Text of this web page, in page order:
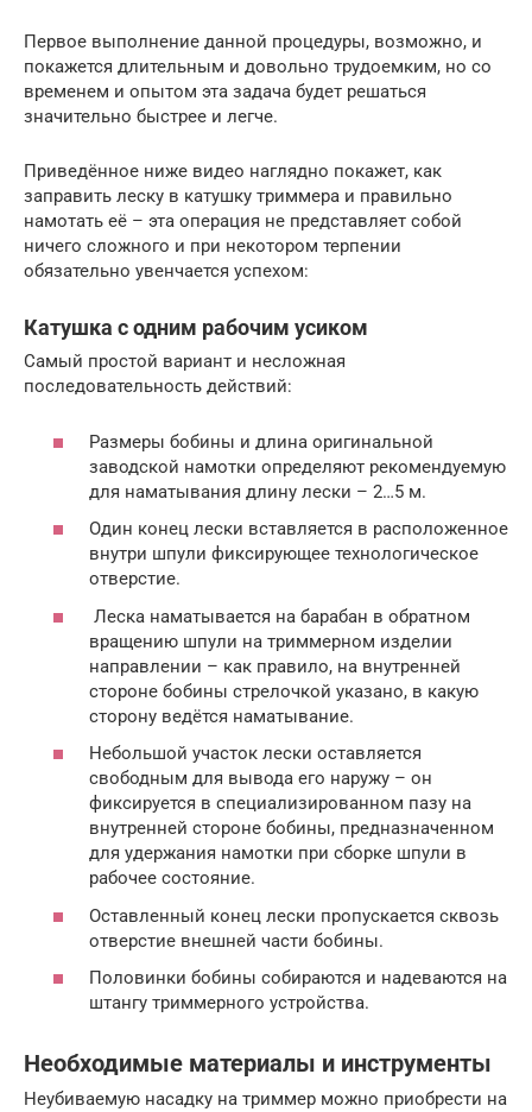
Первое выполнение данной процедуры, возможно, и
покажется длительным и довольно трудоемким, но со
временем и опытом эта задача будет решаться
значительно быстрее и легче.
Приведённое ниже видео наглядно покажет, как
заправить леску в катушку триммера и правильно
намотать её – эта операция не представляет собой
ничего сложного и при некотором терпении
обязательно увенчается успехом:
Катушка с одним рабочим усиком
Самый простой вариант и несложная
последовательность действий:
Размеры бобины и длина оригинальной
заводской намотки определяют рекомендуемую
для наматывания длину лески – 2…5 м.
Один конец лески вставляется в расположенное
внутри шпули фиксирующее технологическое
отверстие.
Леска наматывается на барабан в обратном
вращению шпули на триммерном изделии
направлении – как правило, на внутренней
стороне бобины стрелочкой указано, в какую
сторону ведётся наматывание.
Небольшой участок лески оставляется
свободным для вывода его наружу – он
фиксируется в специализированном пазу на
внутренней стороне бобины, предназначенном
для удержания намотки при сборке шпули в
рабочее состояние.
Оставленный конец лески пропускается сквозь
отверстие внешней части бобины.
Половинки бобины собираются и надеваются на
штангу триммерного устройства.
Необходимые материалы и инструменты
Неубиваемую насадку на триммер можно приобрести на